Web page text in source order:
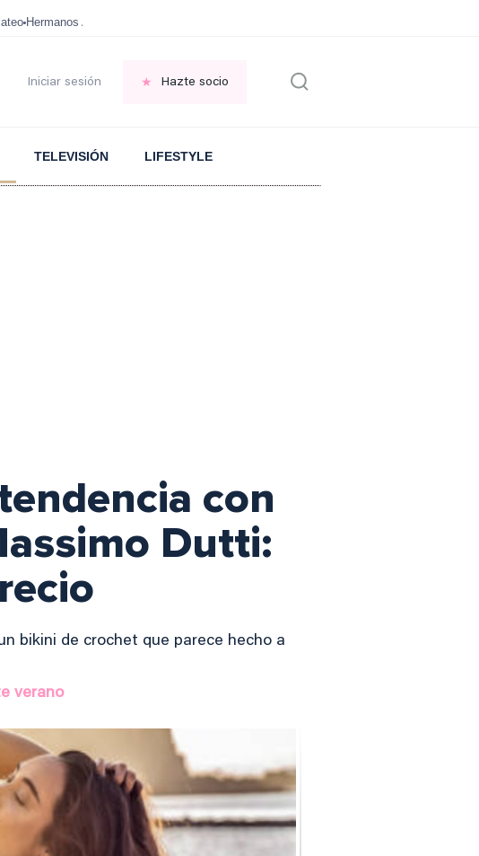
Hermanos Aranguren sobre el ARROZ
Iniciar sesión Hazte socio
TELEVISIÓN LIFESTYLE
con
Dutti:
bikini de crochet que parece hecho a
verano